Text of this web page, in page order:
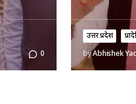
0
उत्तर प्रदेश
byAbhishek